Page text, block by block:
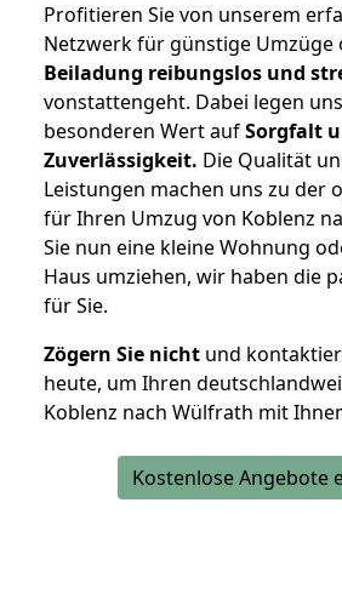
Profitieren Sie von unserem
Netzwerk für günstige Umzüge
Beiladung reibungslos und
vonstattengeht. Dabei legen
besonderen Wert aufSorgfalt
Zuverlässigkeit. Die Qualität
Leistungen machen uns zu der
für Ihren Umzug von Koblenz
Sie nun eine kleine Wohnung
Haus umziehen, wir haben die
für Sie.
Zögern Sie nicht und
heute, um Ihren
Koblenz nach Wülfrath mit
Kostenlose Angebote